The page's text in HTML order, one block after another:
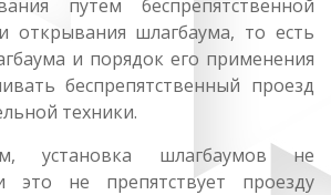
путем беспрепятственной
открывания шлагбаума, то есть
и порядок его применения
беспрепятственный проезд
техники.
установка шлагбаумов не
это не препятствует проезду